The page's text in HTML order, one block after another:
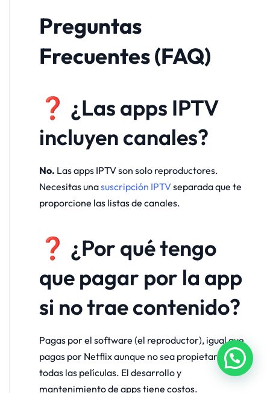
Preguntas
Frecuentes (FAQ)
❓ ¿Las apps IPTV
incluyen canales?
No. Las apps IPTV son solo reproductores.
Necesitas unasuscripción IPTVseparada que te
proporcione las listas de canales.
❓ ¿Por qué tengo
que pagar por la app
si no trae contenido?
Pagas por el software (el reproductor), igual que
pagas por Netflix aunque no sea propietaria de
todas las películas. El desarrollo y
mantenimiento de apps tiene costos.